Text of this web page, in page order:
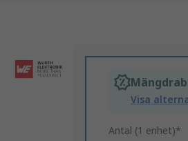
Visa
Antal (1 enhet)*